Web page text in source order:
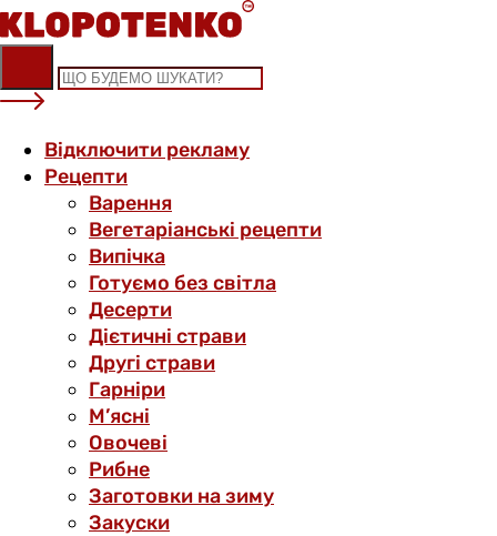
Skip
to
content
Відключити рекламу
Рецепти
Варення
Вегетаріанські рецепти
Випічка
Готуємо без світла
Десерти
Дієтичні страви
Другі страви
Гарніри
М’ясні
Овочеві
Рибне
Заготовки на зиму
Закуски